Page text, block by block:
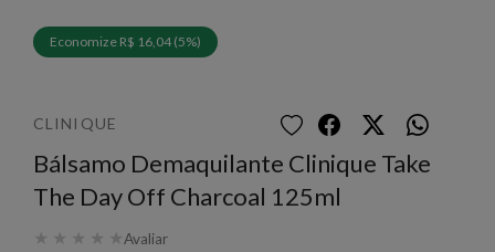
Economize R$ 16,04 (5%)
CLINIQUE
Bálsamo Demaquilante Clinique Take
The Day Off Charcoal 125ml
★ ★ ★ ★ ★Avaliar